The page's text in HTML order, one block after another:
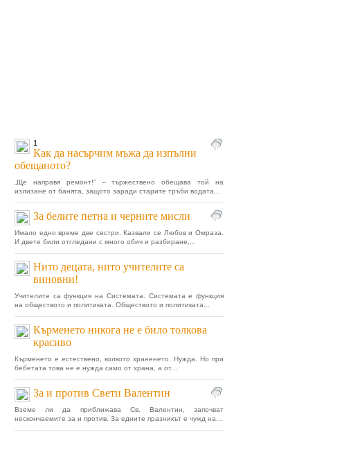
1
Как да насърчим мъжа да изпълни
обещаното?
„Ще направя ремонт!” – тържествено обещава той на
излизане от банята, защото заради старите тръби водата...
За белите петна и черните мисли
Имало едно време две сестри. Казвали се Любов и Омраза.
И двете били отгледани с много обич и разбиране,...
Нито децата, нито учителите са
виновни!
Учителите са функция на Системата. Системата е функция
на обществото и политиката. Обществото и политиката...
Кърменето никога не е било толкова
красиво
Кърменето е естествено, колкото храненето. Нужда. Но при
бебетата това не е нужда само от храна, а от...
За и против Свети Валентин
Вземе ли да приближава Св. Валентин, започват
нескончаемите за и против. За едните празникът е чужд на...